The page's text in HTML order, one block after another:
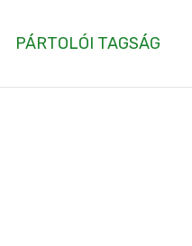
PÁRTOLÓI TAGSÁG